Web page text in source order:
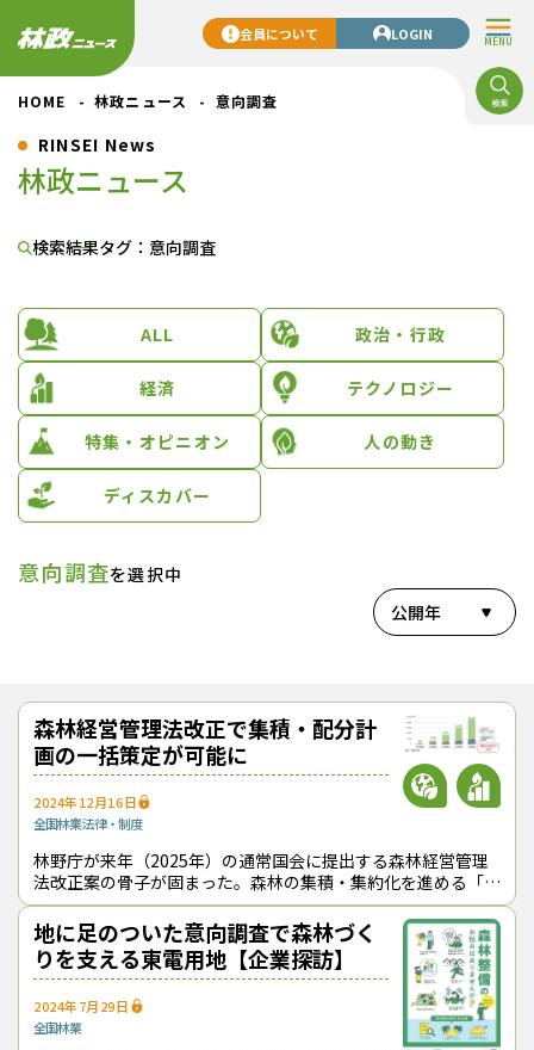
MENU
会員について LOGIN
HOME 林政ニュース 意向調査
RINSEI News
林政ニュース
検索結果タグ：意向調査
ALL 政治・行政
経済 テクノロジー
特集・オピニオン 人の動き
ディスカバー
意向調査を選択中
公開年
森林経営管理法改正で集積・配分計
画の一括策定が可能に
2024年12月16日
全国林業法律・制度
林野庁が来年（2025年）の通常国会に提出する森林経営管理
法改正案の骨子が固まった。森林の集積・集約化を進める「新
たな仕組み」として、経営管理権集積計画と経営管理実施権配
分計画を一括で策定できるよう
地に足のついた意向調査で森林づく
りを支える東電用地【企業探訪】
2024年7月29日
全国林業